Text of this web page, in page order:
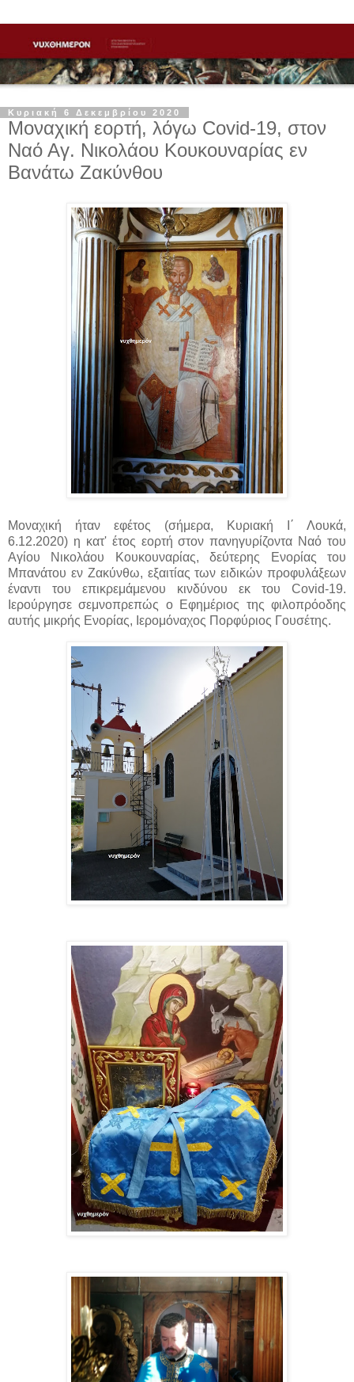
Κυριακή 6 Δεκεμβρίου 2020
Μοναχική εορτή, λόγω Covid-19, στον
Ναό Αγ. Νικολάου Κουκουναρίας εν
Βανάτω Ζακύνθου
Μοναχική ήταν εφέτος (σήμερα, Κυριακή Ι΄ Λουκά,
6.12.2020) η κατ' έτος εορτή στον πανηγυρίζοντα Ναό του
Αγίου Νικολάου Κουκουναρίας, δεύτερης Ενορίας του
Μπανάτου εν Ζακύνθω, εξαιτίας των ειδικών προφυλάξεων
έναντι του επικρεμάμενου κινδύνου εκ του Covid-19.
Ιερούργησε σεμνοπρεπώς ο Εφημέριος της φιλοπρόοδης
αυτής μικρής Ενορίας, Ιερομόναχος Πορφύριος Γουσέτης.